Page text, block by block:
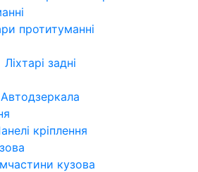
протитуманні
Ліхтарі задні
Автодзеркала
кріплення
кузова